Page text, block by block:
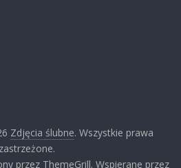
Zdjęcia ślubne. Wszystkie prawa
zastrzeżone.
przez ThemeGrill. Wspierane przez